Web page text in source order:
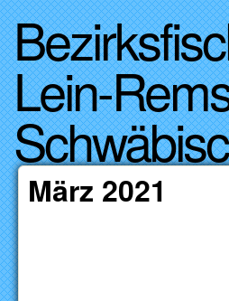
Direkt zum Inhalt
Lein-
März 2021